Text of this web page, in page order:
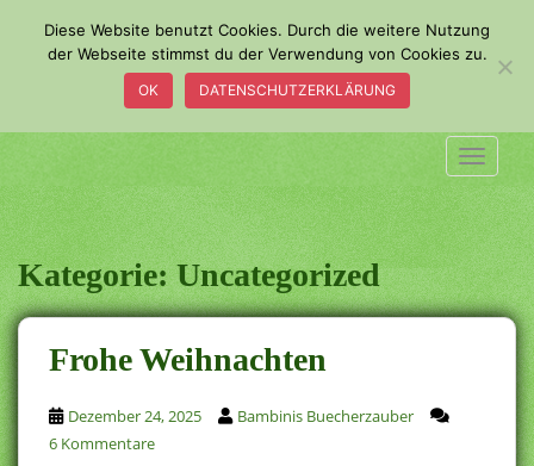
a
i
n
c
o
n
t
e
n
t
Kategorie:Uncategorized
Frohe Weihnachten
Dezember 24, 2025
Bambinis Buecherzauber
6 Kommentare
Diese Website benutzt Cookies. Durch die weitere Nutzung
der Webseite stimmst du der Verwendung von Cookies zu.
OK DATENSCHUTZERKLÄRUNG